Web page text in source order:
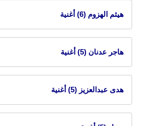
هيثم الهزوم (6) أغنية
هاجر عدنان (5) أغنية
هدى عبدالعزيز (5) أغنية